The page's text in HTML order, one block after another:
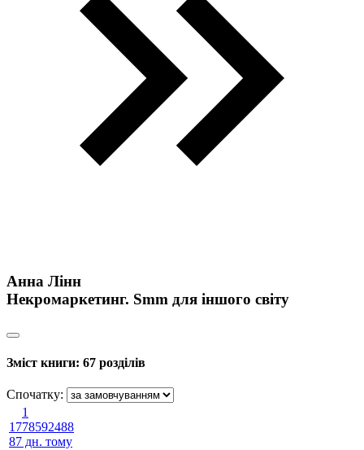
Анна Лінн
Некромаркетинг. Smm для іншого світу
Зміст книги: 67 розділів
Спочатку:
1
1778592488
87 дн. тому